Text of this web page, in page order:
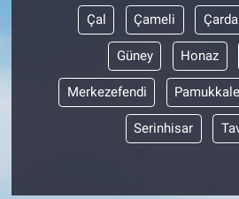
Çal Çameli
Güney Honaz
Merkezefendi Pamukkale
Serinhisar